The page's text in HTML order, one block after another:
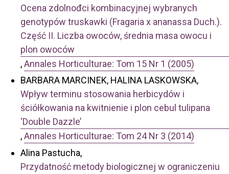
Ocena zdolnođci kombinacyjnej wybranych
genotypów truskawki (Fragaria x ananassa Duch.).
Część II. Liczba owoców, średnia masa owocu i
plon owoców
,Annales Horticulturae: Tom 15 Nr 1 (2005)
BARBARA MARCINEK, HALINA LASKOWSKA,
Wpływ terminu stosowania herbicydów i
ściółkowania na kwitnienie i plon cebul tulipana
‘Double Dazzle’
,Annales Horticulturae: Tom 24 Nr 3 (2014)
Alina Pastucha,
Przydatność metody biologicznej w ograniczeniu